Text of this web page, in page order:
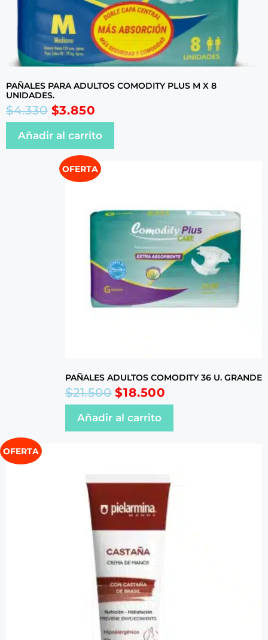
PAÑALES PARA ADULTOS COMODITY PLUS M X 8
UNIDADES.
$4.330 $3.850
Añadir al carrito
OFERTA
PAÑALES ADULTOS COMODITY 36 U. GRANDE
$21.500 $18.500
Añadir al carrito
OFERTA